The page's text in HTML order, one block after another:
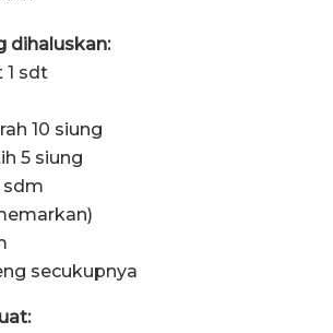
dihaluskan:
1 sdt
10 siung
5 siung
sdm
secukupnya